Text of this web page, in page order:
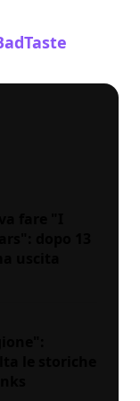
fare "I
dopo 13
le storiche